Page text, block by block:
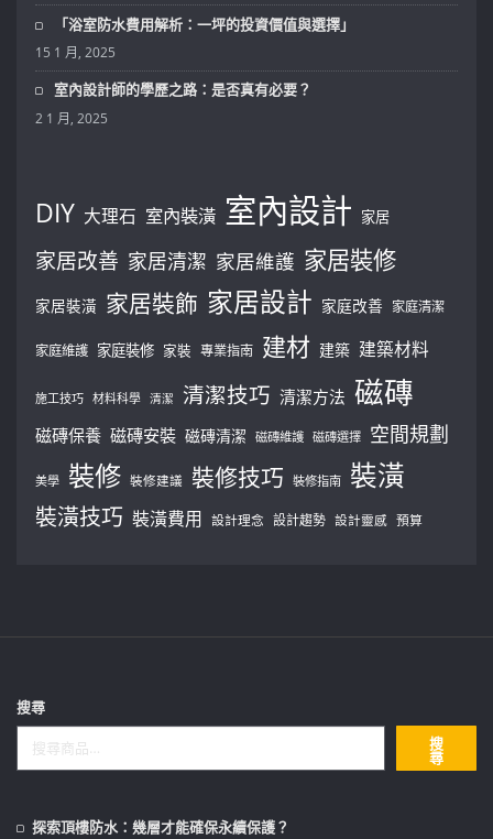
「浴室防水費用解析：一坪的投資價值與選擇」
15 1 月, 2025
室內設計師的學歷之路：是否真有必要？
2 1 月, 2025
DIY 大理石 室內裝潢 室內設計 家居
家居改善 家居清潔 家居維護 家居裝修
家居裝潢 家居裝飾 家居設計 家庭改善 家庭清潔
家庭維護 家庭裝修 家裝 專業指南 建材 建築 建築材料
施工技巧 材料科學 清潔 清潔技巧 清潔方法 磁磚
磁磚保養 磁磚安裝 磁磚清潔 磁磚維護 磁磚選擇 空間規劃
美學 裝修 裝修建議 裝修技巧 裝修指南 裝潢
裝潢技巧 裝潢費用 設計理念 設計趨勢 設計靈感 預算
搜尋
搜
尋
探索頂樓防水：幾層才能確保永續保護？